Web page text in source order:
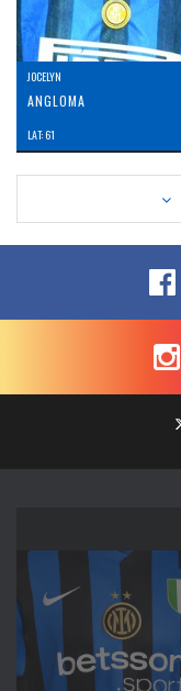
JOCELYN
ANGLOMA
LAT: 61